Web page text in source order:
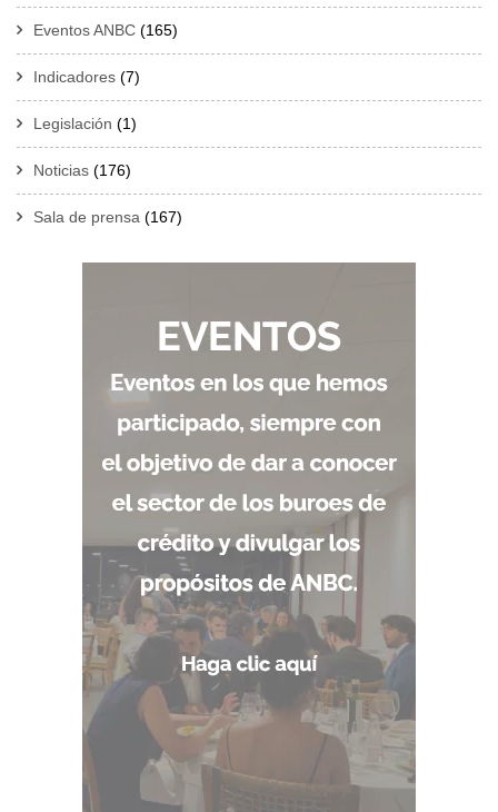
Eventos ANBC (165)
Indicadores (7)
Legislación (1)
Noticias (176)
Sala de prensa (167)